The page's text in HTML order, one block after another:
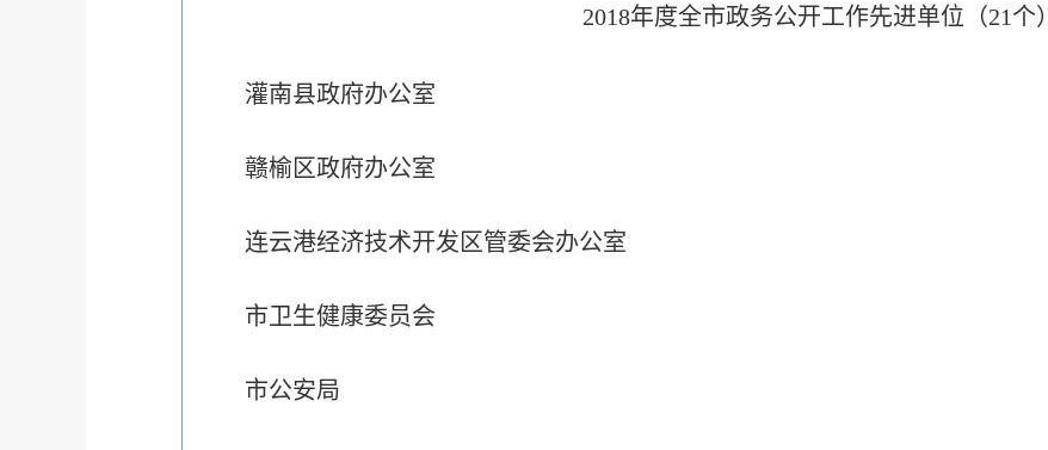
2018年度全市政务公开工作先进单位（21个）
灌南县政府办公室
赣榆区政府办公室
连云港经济技术开发区管委会办公室
市卫生健康委员会
市公安局